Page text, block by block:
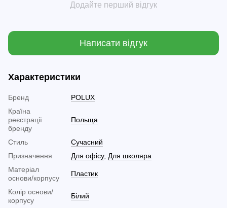
Додайте перший відгук
Написати відгук
Характеристики
Бренд
POLUX
Країна
реєстрації
бренду
Польща
Стиль
Сучасний
Призначення
Для офісу, Для школяра
Матеріал
основи/корпусу
Пластик
Колір основи/
корпусу
Білий